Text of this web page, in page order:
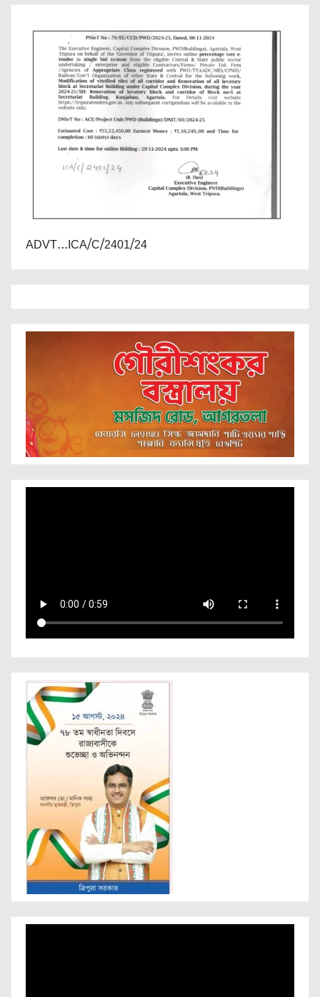
ADVT...ICA/C/2401/24